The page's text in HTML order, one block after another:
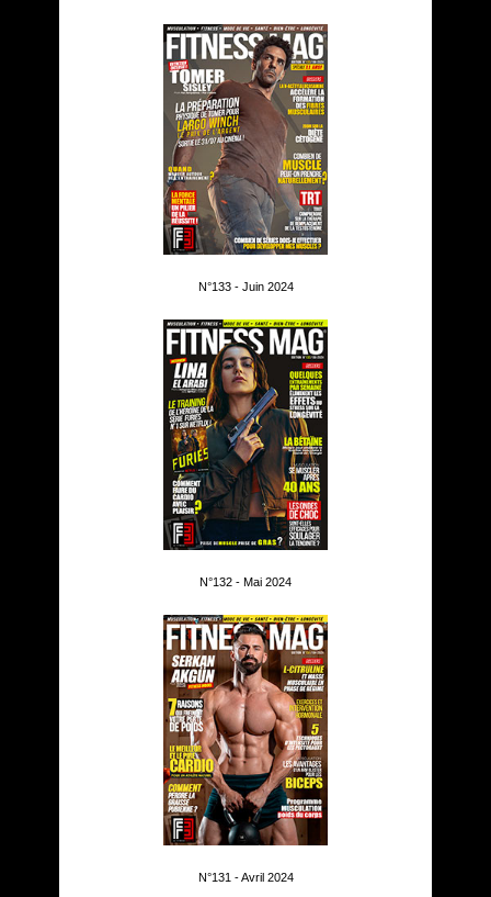
N°133 - Juin 2024
N°132 - Mai 2024
N°131 - Avril 2024